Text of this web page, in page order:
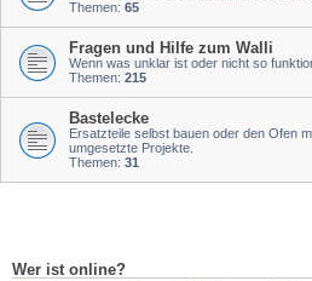
Themen: 65
Fragen und Hilfe zum Walli
Wenn was unklar ist oder nicht so
Themen: 215
Bastelecke
Ersatzteile selbst bauen oder den Ofen
umgesetzte Projekte.
Themen: 31
Wer ist online?